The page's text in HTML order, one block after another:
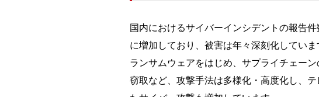
事例
国内におけるサイバーインシデントの報告
に増加しており、被害は年々深刻化していま
ランサムウェアをはじめ、サプライチェー
窃取など、攻撃手法は多様化・高度化し、